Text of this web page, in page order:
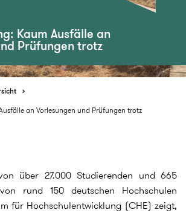
Kaum Ausfälle an
Prüfungen trotz
an Vorlesungen und Prüfungen trotz
über 27.000 Studierenden und 665
rund 150 deutschen Hochschulen
für Hochschulentwicklung (CHE) zeigt,